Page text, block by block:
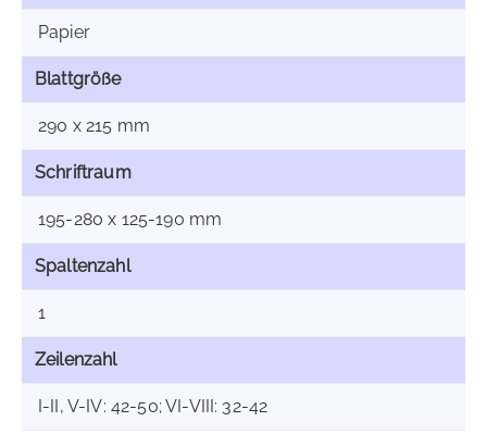
Papier
Blattgröße
290 x 215 mm
Schriftraum
195-280 x 125-190 mm
Spaltenzahl
1
Zeilenzahl
I-II, V-IV: 42-50; VI-VIII: 32-42